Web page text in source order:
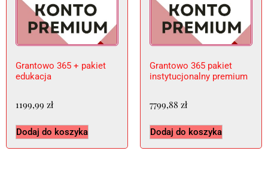
Grantowo 365 + pakiet
edukacja
1199,99 zł
Dodaj do koszyka
Grantowo 365 pakiet
instytucjonalny premium
7799,88 zł
Dodaj do koszyka